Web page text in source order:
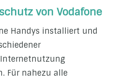
von Vodafone
Handys installiert und
Für nahezu alle